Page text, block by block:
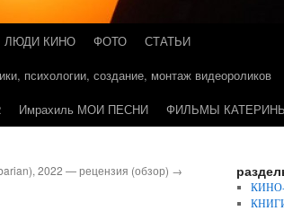
ЛЮДИ КИНО ФОТО
СТАТЬИ
психологии, создание, монтаж видеороликов
Имрахиль МОИ ПЕСНИ ФИЛЬМЫ
2022 — рецензия (обзор) →